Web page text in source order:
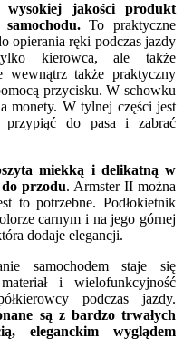
jakości produkt
To praktyczne
opierania ręki podczas jazdy
kierowca, ale także
wewnątrz także praktyczny
przycisku. W schowku
monety. W tylnej części jest
przypiąć do pasa i zabrać
miekką i delikatną w
przodu. Armster II można
to potrzebne. Podłokietnik
carnym i na jego górnej
dodaje elegancji.
samochodem staje się
i wielofunkcyjność
podczas jazdy.
są z bardzo trwałych
eleganckim wyglądem